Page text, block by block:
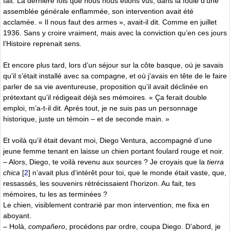
assemblée générale enflammée, son intervention avait été
acclamée. « Il nous faut des armes », avait-il dit. Comme en juillet
1936. Sans y croire vraiment, mais avec la conviction qu’en ces jours
l’Histoire reprenait sens.
Et encore plus tard, lors d’un séjour sur la côte basque, où je savais
qu’il s’était installé avec sa compagne, et où j’avais en tête de le faire
parler de sa vie aventureuse, proposition qu’il avait déclinée en
prétextant qu’il rédigeait déjà ses mémoires. « Ça ferait double
emploi, m’a-t-il dit. Après tout, je ne suis pas un personnage
historique, juste un témoin – et de seconde main. »
Et voilà qu’il était devant moi, Diego Ventura, accompagné d’une
jeune femme tenant en laisse un chien portant foulard rouge et noir.
– Alors, Diego, te voilà revenu aux sources ? Je croyais que la tierra
chica [2] n’avait plus d’intérêt pour toi, que le monde était vaste, que,
ressassés, les souvenirs rétrécissaient l’horizon. Au fait, tes
mémoires, tu les as terminées ?
Le chien, visiblement contrarié par mon intervention, me fixa en
aboyant.
– Holà, compañero , procédons par ordre, coupa Diego. D’abord, je